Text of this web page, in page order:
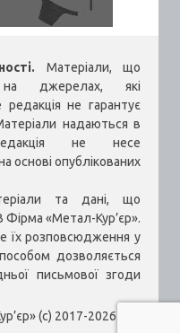
Матеріали, що
на джерелах, які
редакція не гарантує
надаються в
не несе
основі опублікованих
та дані, що
Фірма «Метал-Кур’єр».
їх розповсюдження у
дозволяється
письмової згоди
(c) 2017-2026